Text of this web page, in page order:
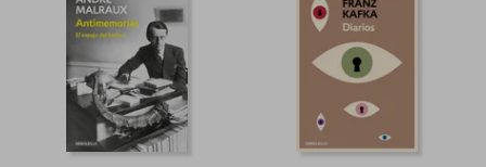
45%
$ 21.97
45%
dcto.